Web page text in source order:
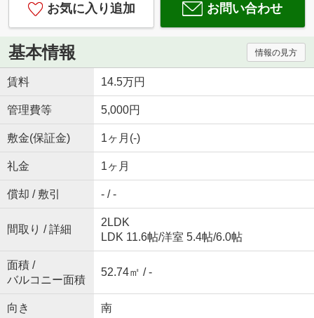
お気に入り追加 お問い合わせ
基本情報 情報の見方
賃料 14.5万円
管理費等 5,000円
敷金(保証金) 1ヶ月(-)
礼金 1ヶ月
償却 / 敷引 - / -
間取り / 詳細
2LDK
LDK 11.6帖/洋室 5.4帖/6.0帖
面積 /
バルコニー面積
52.74㎡ / -
向き 南